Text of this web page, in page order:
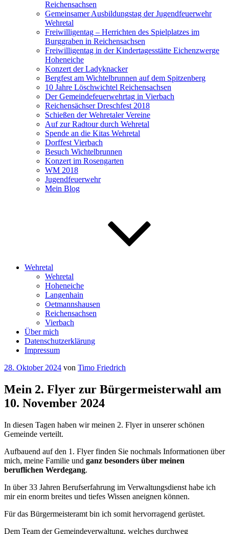
Reichensachsen
Gemeinsamer Ausbildungstag der Jugendfeuerwehr
Wehretal
Freiwilligentag – Herrichten des Spielplatzes im
Burggraben in Reichensachsen
Freiwilligentag in der Kindertagesstätte Eichenzwerge
Hoheneiche
Konzert der Ladyknacker
Bergfest am Wichtelbrunnen auf dem Spitzenberg
10 Jahre Löschwichtel Reichensachsen
Der Gemeindefeuerwehrtag in Vierbach
Reichensächser Dreschfest 2018
Schießen der Wehretaler Vereine
Auf zur Radtour durch Wehretal
Spende an die Kitas Wehretal
Dorffest Vierbach
Besuch Wichtelbrunnen
Konzert im Rosengarten
WM 2018
Jugendfeuerwehr
Mein Blog
Wehretal
Wehretal
Hoheneiche
Langenhain
Oetmannshausen
Reichensachsen
Vierbach
Über mich
Datenschutzerklärung
Impressum
Veröffentlicht
28. Oktober 2024 von Timo Friedrich
Mein 2. Flyer zur Bürgermeisterwahl am
10. November 2024
In diesen Tagen haben wir meinen 2. Flyer in unserer schönen
Gemeinde verteilt.
Aufbauend auf den 1. Flyer finden Sie nochmals Informationen über
mich, meine Familie und ganz besonders über meinen
beruflichen Werdegang.
In über 33 Jahren Berufserfahrung im Verwaltungsdienst habe ich
mir ein enorm breites und tiefes Wissen aneignen können.
Für das Bürgermeisteramt bin ich somit hervorragend gerüstet.
Dem Team der Gemeindeverwaltung, welches durchweg